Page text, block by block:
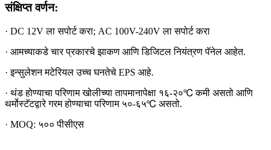
संक्षिप्त वर्णन:
· DC 12V ला सपोर्ट करा; AC 100V-240V ला सपोर्ट करा
· आमच्याकडे चार प्रकारचे झाकण आणि डिजिटल नियंत्रण पॅनेल आहेत.
· इन्सुलेशन मटेरियल उच्च घनतेचे EPS आहे.
· थंड होण्याचा परिणाम खोलीच्या तापमानापेक्षा १६-२०℃ कमी असतो आणि
थर्मोस्टॅटद्वारे गरम होण्याचा परिणाम ५०-६५℃ असतो.
· MOQ: ५०० पीसीएस